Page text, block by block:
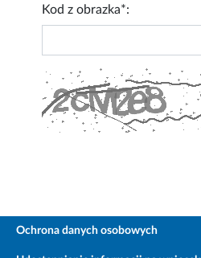
Kod z obrazka*:
Ochrona danych osobowych